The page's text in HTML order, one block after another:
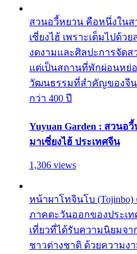
สวนอวี้หยวน คือหนึ่งใน
เซี่ยงไฮ้ เพราะเต็มไปด้
งดงามและศิลปะการจัด
แต่เป็นสถานที่พักผ่อนหย่
วัฒนธรรมที่สำคัญของจีน
กว่า 400 ปี
Yuyuan Garden : สวนอ
มาเซี่ยงไฮ้ ประเทศจีน
1,306 views
หน้าผาโทจินโบ (Tojinbo)
ภาคตะวันออกของประเ
เที่ยวที่ได้รับความนิยมจ
ชาวต่างชาติ ด้วยความง